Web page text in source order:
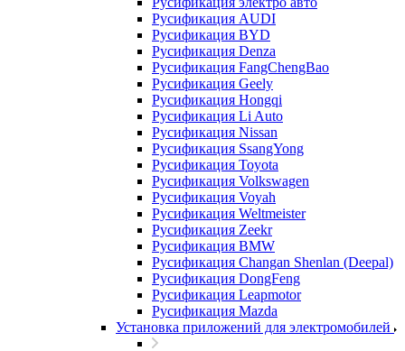
Русификация AUDI
Русификация BYD
Русификация Denza
Русификация FangChengBao
Русификация Geely
Русификация Hongqi
Русификация Li Auto
Русификация Nissan
Русификация SsangYong
Русификация Toyota
Русификация Volkswagen
Русификация Voyah
Русификация Weltmeister
Русификация Zeekr
Русификация BMW
Русификация Changan Shenlan (Deepal)
Русификация DongFeng
Русификация Leapmotor
Русификация Mazda
Установка приложений для электромобилей